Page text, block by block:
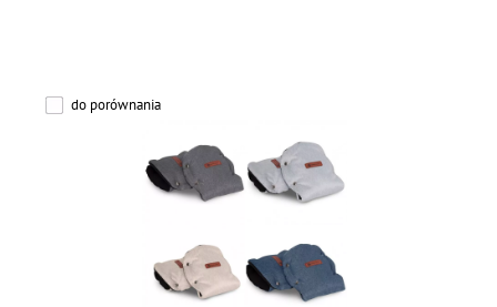
do porównania